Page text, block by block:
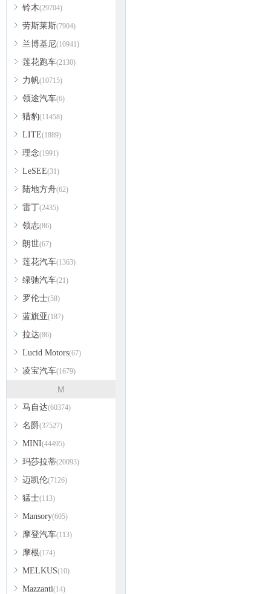
铃木(29704)
劳斯莱斯(7904)
兰博基尼(10941)
莲花跑车(2130)
力帆(10715)
领途汽车(6)
猎豹(11458)
LITE(1889)
理念(1991)
LeSEE(31)
陆地方舟(62)
雷丁(2435)
领志(86)
朗世(67)
莲花汽车(1363)
绿驰汽车(21)
罗伦士(58)
蓝旗亚(187)
拉达(86)
Lucid Motors(67)
凌宝汽车(1679)
M
马自达(60374)
名爵(37527)
MINI(44495)
玛莎拉蒂(20093)
迈凯伦(7126)
猛士(113)
Mansory(605)
摩登汽车(113)
摩根(174)
MELKUS(10)
Mazzanti(14)